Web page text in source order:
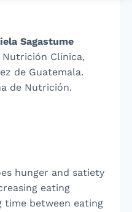
Sagastume
Clínica,
de Guatemala.
de Nutrición.
hunger and satiety
eating
time between eating